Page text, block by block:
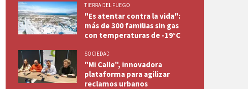
TIERRA DEL FUEGO
"Es atentar contra la vida":
más de 300 familias sin gas
con temperaturas de -19°C
SOCIEDAD
"Mi Calle", innovadora
plataforma para agilizar
reclamos urbanos